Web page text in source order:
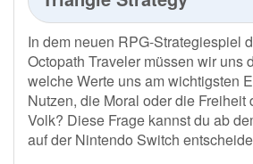
In dem neuen RPG-Strategiespiel
Octopath Traveler müssen wir uns
welche Werte uns am wichtigsten
Nutzen, die Moral oder die Freiheit
Volk? Diese Frage kannst du ab
auf der Nintendo Switch